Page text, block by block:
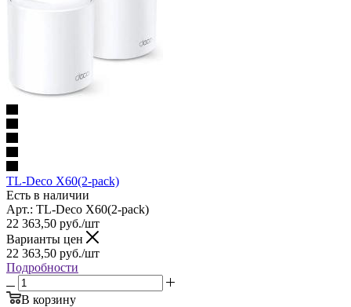
TL-Deco X60(2-pack)
Есть в наличии
Арт.: TL-Deco X60(2-pack)
22 363,50 руб./шт
Варианты цен
22 363,50 руб./шт
Подробности
В корзину